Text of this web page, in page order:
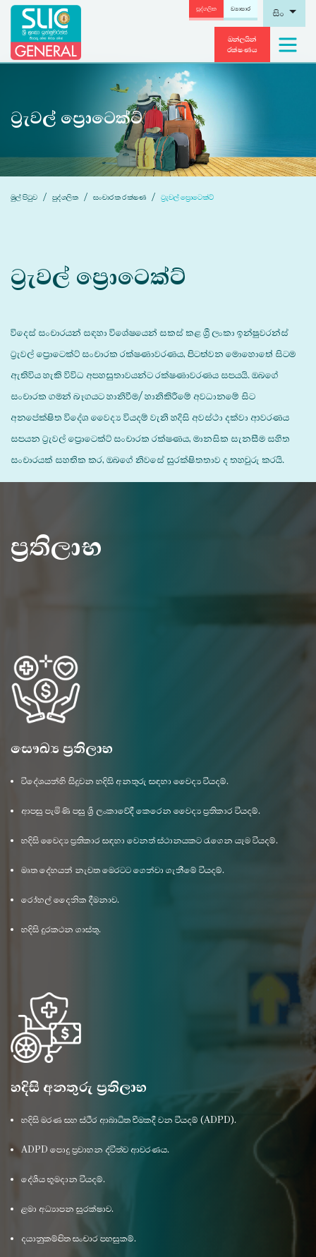
පුද්ගලික ව්‍යාපාර සිං
ඔන්ලයින්
රක්ෂණය
ට්‍රැවල් ප්‍රොටෙක්ට්
මුල් පිටුව පුද්ගලික සංචාරක රක්ෂණ ට්‍රැවල් ප්‍රොටෙක්ට්
ට්‍රැවල් ප්‍රොටෙක්ට්
විදෙස් සංචාරයන් සඳහා විශේෂයෙන් සකස් කළ ශ්‍රී ලංකා ඉන්ෂුවරන්ස්
ට්‍රැවල් ප්‍රොටෙක්ට් සංචාරක රක්ෂණාවරණය, පිටත්වන මොහොතේ සිටම
ඇතිවිය හැකි විවිධ අපහසුතාවයන්ට රක්ෂණාවරණය සපයයි. ඔබගේ
සංචාරක ගමන් බෑගයට හානිවීම/ හානිකිරීමේ අවධානමේ සිට
අනපේක්ෂිත විදේශ වෛද්‍ය වියදම් වැනි හදිසි අවස්ථා දක්වා ආවරණය
සපයන ට්‍රැවල් ප්‍රොටෙක්ට් සංචාරක රක්ෂණය, මානසික සැනසීම සහිත
සංචාරයක් සහතික කර, ඔබගේ නිවසේ සුරක්ෂිතතාව ද තහවුරු කරයි.
ප්‍රතිලාභ
සෞඛ්‍ය ප්‍රතිලාභ
විදේශයන්හි සිදුවන හදිසි අනතුරු සඳහා වෛද්‍ය වියදම්.
ආපසු පැමිණි පසු ශ්‍රී ලංකාවේදී කෙරෙන වෛද්‍ය ප්‍රතිකාර වියදම්.
හදිසි වෛද්‍ය ප්‍රතිකාර සඳහා වෙනත් ස්ථානයකට රැගෙන යෑම වියදම්.
මෘත දේහයන් නැවත මෙරටට ගෙන්වා ගැනීමේ වියදම්.
රෝහල් දෛනික දීමනාව.
හදිසි දුරකථන ගාස්තු.
හදිසි අනතුරු ප්‍රතිලාභ
හදිසි මරණ සහ ස්ථීර ආබාධිත වීමකදී වන වියදම් (ADPD).
ADPD පොදු ප්‍රවාහන ද්විත්ව ආවරණය.
දේශීය භූමදාන වියදම්.
ළමා අධ්‍යාපන සුරක්ෂාව.
දයානුකම්පිත සංචාර පහසුකම්.